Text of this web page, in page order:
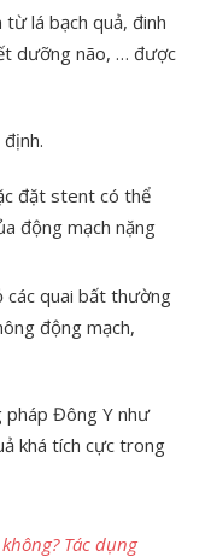
từ lá bạch quả, đinh
dưỡng não, … được
đặt stent có thể
động mạch nặng
các quai bất thường
động mạch,
pháp Đông Y như
khá tích cực trong
Tác dụng